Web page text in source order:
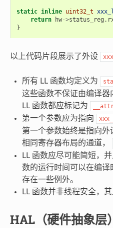
static inline uint32_t
return
hw->status_reg .
}
以上代码片段展示了外设 xxx
所有 LL 函数均定义为
这些函数不保证由编译器
LL 函数都应标记为
第一个参数应为指向
第一个参数始终是指向
相同寄存器布局的通道，
LL 函数应尽可能简短，
数的运行时间可以在编译
存在一些例外。
LL 函数并非线程安全，
HAL（硬件抽象层）